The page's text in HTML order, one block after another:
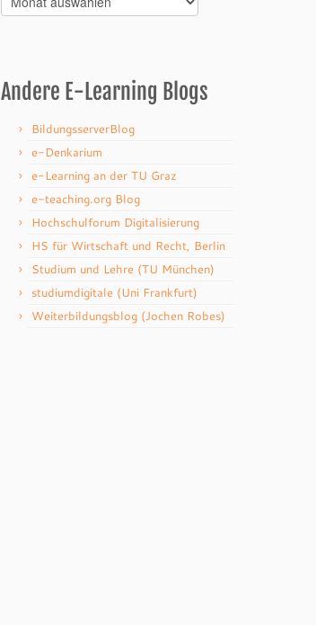
Andere E-Learning Blogs
BildungsserverBlog
e-Denkarium
e-Learning an der TU Graz
e-teaching.org Blog
Hochschulforum Digitalisierung
HS für Wirtschaft und Recht, Berlin
Studium und Lehre (TU München)
studiumdigitale (Uni Frankfurt)
Weiterbildungsblog (Jochen Robes)